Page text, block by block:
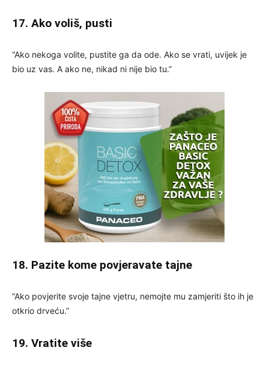
17. Ako voliš, pusti
“Ako nekoga volite, pustite ga da ode. Ako se vrati, uvijek je
bio uz vas. A ako ne, nikad ni nije bio tu.”
18. Pazite kome povjeravate tajne
“Ako povjerite svoje tajne vjetru, nemojte mu zamjeriti što ih je
otkrio drveću.”
19. Vratite više